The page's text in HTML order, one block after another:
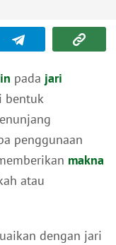
pada jari
bentuk
penggunaan
makna
atau
dengan jari